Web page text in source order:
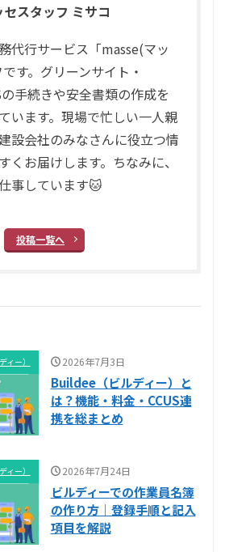
セスタッフ ミサコ
代行サービス「masse(マッ
す。グリーンサイト・
手続きや安全書類の作成を
います。現場で忙しい一人親
設会社のみなさんに役立つ情
くお届けします。ちなみに、
事しています🐱
投稿一覧へ
ィー） 2026年7月3日
Buildee（ビルディー）と
は？機能・料金・CCUS連
携を総まとめ
ィー） 2026年7月24日
ビルディーでの作業員名簿
の作り方｜登録手順と記入
項目を解説